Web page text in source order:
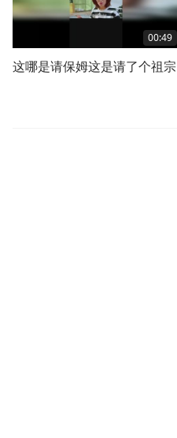
00:49
这哪是请保姆这是请了个祖宗